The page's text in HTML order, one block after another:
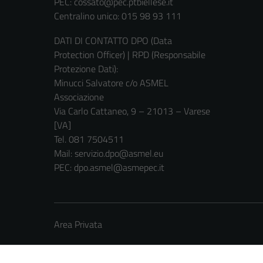
Centralino unico: 015 98 93 111
DATI DI CONTATTO DPO (Data
Protection Officer) | RPD (Responsabile
Protezione Dati):
Minucci Salvatore c/o ASMEL
Associazione
Via Carlo Cattaneo, 9 – 21013 – Varese
[VA]
Tel. 081 7504511
Mail: servizio.dpo@asmel.eu
PEC: dpo.asmel@asmepec.it
Area Privata